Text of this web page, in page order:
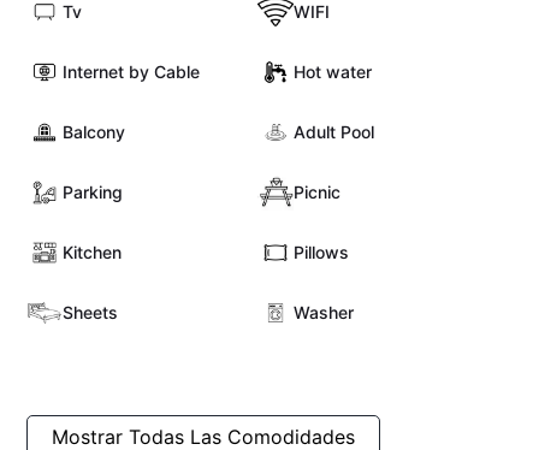
Tv WIFI
Internet by Cable Hot water
Balcony Adult Pool
Parking Picnic
Kitchen Pillows
Sheets Washer
Mostrar Todas Las Comodidades